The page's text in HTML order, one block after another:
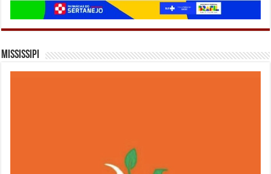
Mississipi